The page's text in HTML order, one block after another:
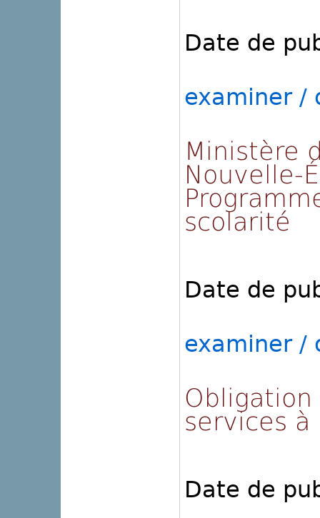
Date de
examiner /
Ministère
Nouvelle-
scolarité
Date de
examiner /
services à
Date de